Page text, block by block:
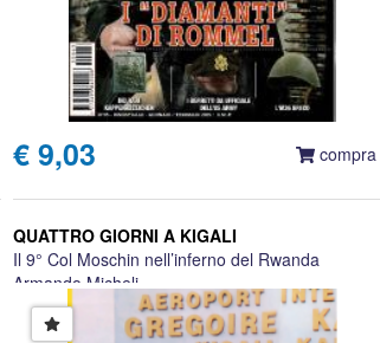
€ 9,03 compra
QUATTRO GIORNI A KIGALI
Il 9° Col Moschin nell’inferno del Rwanda
Armando Micheli